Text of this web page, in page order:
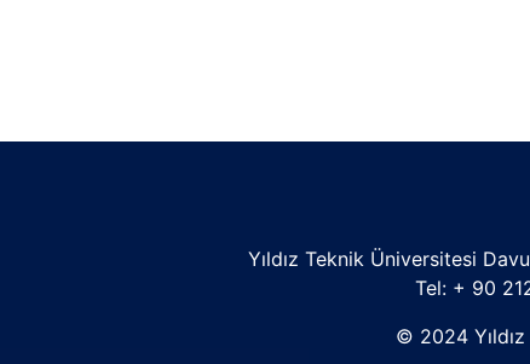
Yıldız Teknik Üniversitesi
Tel: + 90
© 2024